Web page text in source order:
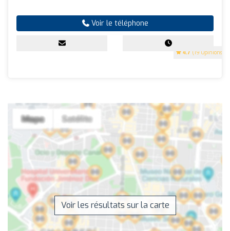
4.7 (19 Opinions)
Voir le téléphone
Voir les résultats sur la carte